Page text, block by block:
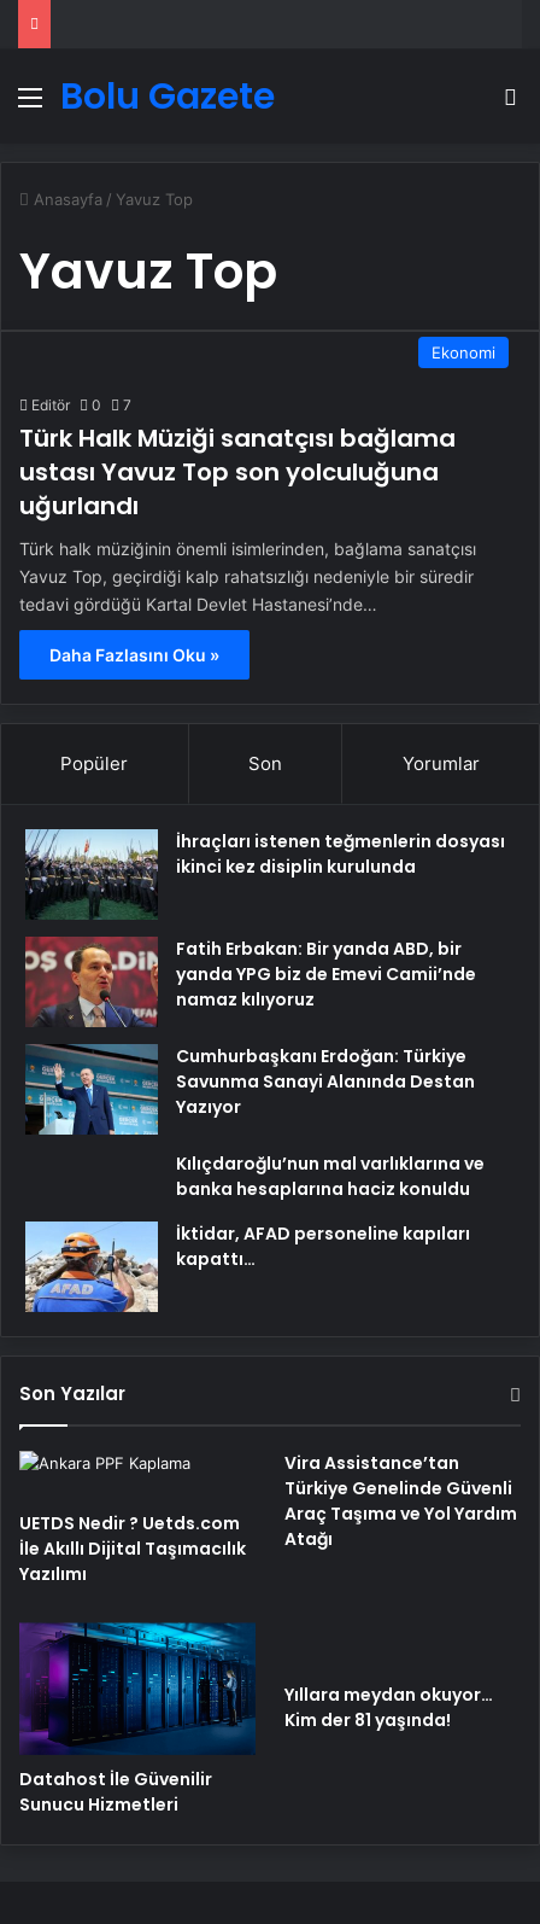
Menü
Bolu Gazete
Anasayfa / Yavuz Top
Yavuz Top
Ekonomi
Editör 0 7
Türk Halk Müziği sanatçısı bağlama
ustası Yavuz Top son yolculuğuna
uğurlandı
Türk halk müziğinin önemli isimlerinden, bağlama sanatçısı
Yavuz Top, geçirdiği kalp rahatsızlığı nedeniyle bir süredir
tedavi gördüğü Kartal Devlet Hastanesi’nde…
Daha Fazlasını Oku »
Popüler Son Yorumlar
İhraçları istenen teğmenlerin dosyası
ikinci kez disiplin kurulunda
Fatih Erbakan: Bir yanda ABD, bir
yanda YPG biz de Emevi Camii’nde
namaz kılıyoruz
Cumhurbaşkanı Erdoğan: Türkiye
Savunma Sanayi Alanında Destan
Yazıyor
Kılıçdaroğlu’nun mal varlıklarına ve
banka hesaplarına haciz konuldu
İktidar, AFAD personeline kapıları
kapattı…
Son Yazılar
UETDS Nedir ? Uetds.com
İle Akıllı Dijital Taşımacılık
Yazılımı
Vira Assistance’tan
Türkiye Genelinde Güvenli
Araç Taşıma ve Yol Yardım
Atağı
Datahost İle Güvenilir
Sunucu Hizmetleri
Yıllara meydan okuyor…
Kim der 81 yaşında!